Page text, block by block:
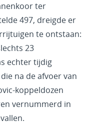
ter
497, dreigde er
te ontstaan:
23
echter tijdig
na de afvoer van
koppeldozen
vernummerd in